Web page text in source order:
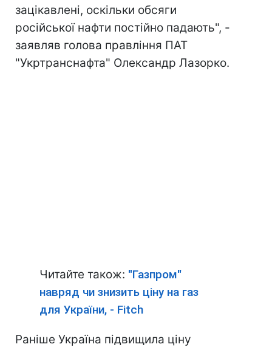
зацікавлені, оскільки обсяги
російської нафти постійно падають", -
заявляв голова правління ПАТ
"Укртранснафта" Олександр Лазорко.
Читайте також: "Газпром"
навряд чи знизить ціну на газ
для України, - Fitch
Раніше Україна підвищила ціну